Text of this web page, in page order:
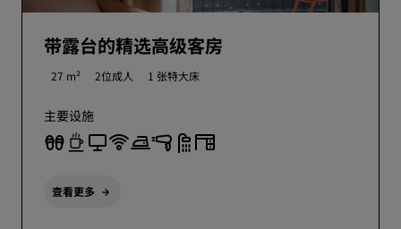
带露台的精选高级客房
27 m² 2位成人 1 张特大床
主要设施
查看更多